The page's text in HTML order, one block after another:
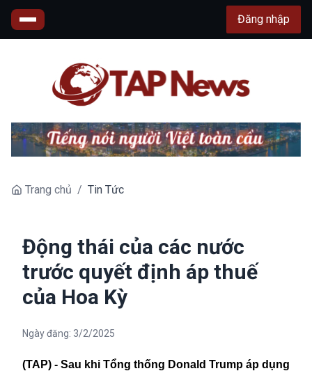
Đăng nhập
Trang chủ / Tin Tức
Động thái của các nước
trước quyết định áp thuế
của Hoa Kỳ
Ngày đăng: 3/2/2025
(TAP) - Sau khi Tổng thống Donald Trump áp dụng